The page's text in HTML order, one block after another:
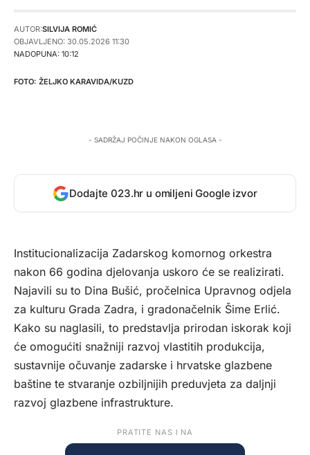
NADOPUNA: 10:12
AUTOR:SILVIJA ROMIĆ
OBJAVLJENO: 30.05.2026 11:30
ŽELJKO KARAVIDA/KUZD
- SADRŽAJ POČINJE NAKON OGLASA -
Dodajte 023.hr u omiljeni Google izvor
Institucionalizacija Zadarskog komornog orkestra
nakon 66 godina djelovanja uskoro će se realizirati.
Najavili su to Dina Bušić, pročelnica Upravnog odjela
za kulturu Grada Zadra, i gradonačelnik Šime Erlić.
Kako su naglasili, to predstavlja prirodan iskorak koji
će omogućiti snažniji razvoj vlastitih produkcija,
sustavnije očuvanje zadarske i hrvatske glazbene
baštine te stvaranje ozbiljnijih preduvjeta za daljnji
razvoj glazbene infrastrukture.
PRATITE NAS I NA